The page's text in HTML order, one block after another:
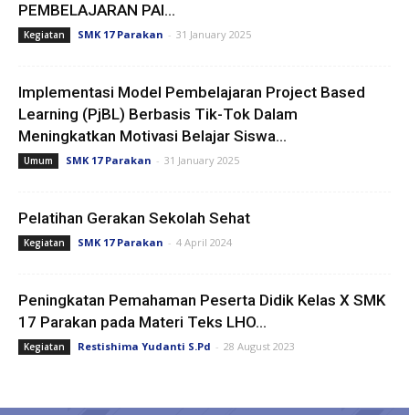
PEMBELAJARAN PAI...
Kegiatan SMK 17 Parakan - 31 January 2025
Implementasi Model Pembelajaran Project Based
Learning (PjBL) Berbasis Tik-Tok Dalam
Meningkatkan Motivasi Belajar Siswa...
Umum SMK 17 Parakan - 31 January 2025
Pelatihan Gerakan Sekolah Sehat
Kegiatan SMK 17 Parakan - 4 April 2024
Peningkatan Pemahaman Peserta Didik Kelas X SMK
17 Parakan pada Materi Teks LHO...
Kegiatan Restishima Yudanti S.Pd - 28 August 2023